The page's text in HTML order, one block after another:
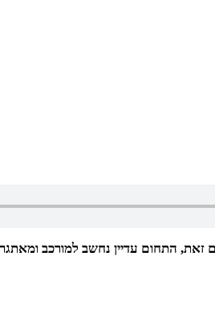
התחום עדיין נחשב למורכב